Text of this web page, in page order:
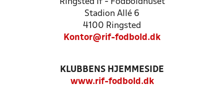
Ringsted If - Fodboldhuset
Stadion Allé 6
4100 Ringsted
Kontor@rif-fodbold.dk
KLUBBENS HJEMMESIDE
www.rif-fodbold.dk